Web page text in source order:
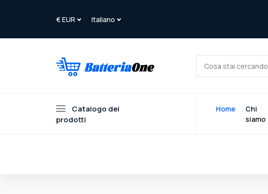
Catalogo dei
prodotti
Home
Chi
siamo